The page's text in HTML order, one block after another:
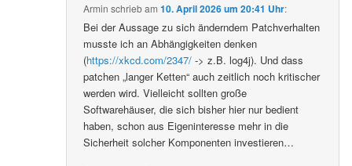
Armin schriebam10. April 2026 um 20:41 Uhr:
Bei der Aussage zu sich änderndem Patchverhalten
musste ich an Abhängigkeiten denken
(https://xkcd.com/2347/ -> z.B. log4j). Und dass
patchen „langer Ketten“ auch zeitlich noch kritischer
werden wird. Vielleicht sollten große
Softwarehäuser, die sich bisher hier nur bedient
haben, schon aus Eigeninteresse mehr in die
Sicherheit solcher Komponenten investieren…